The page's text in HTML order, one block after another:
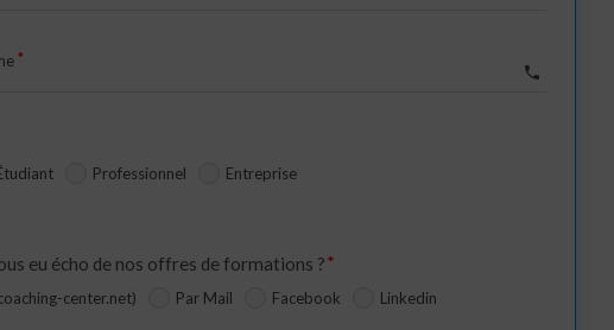
phone
Professionnel Entreprise
eu écho de nos offres de formations ?
center.net) Par Mail Facebook
Linkedin